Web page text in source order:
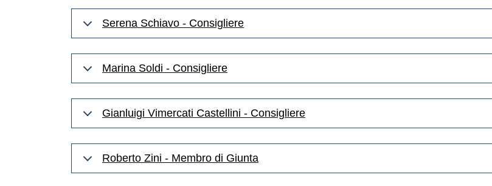
Serena Schiavo - Consigliere
Marina Soldi - Consigliere
Gianluigi Vimercati Castellini - Consigliere
Roberto Zini - Membro di Giunta